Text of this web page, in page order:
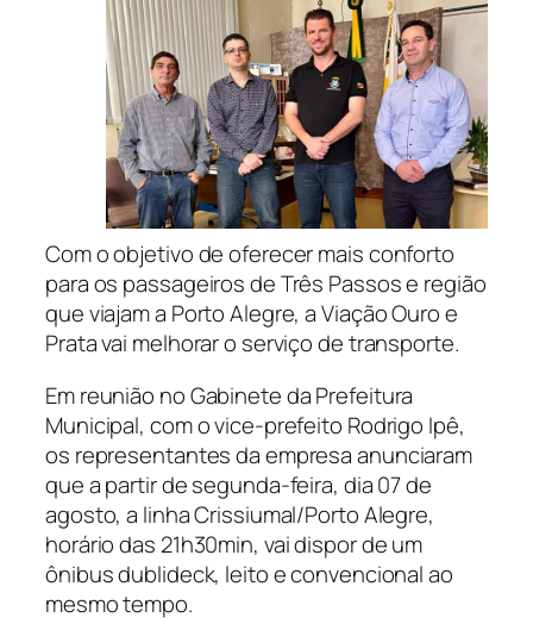
Com o objetivo de oferecer mais conforto
para os passageiros de Três Passos e região
que viajam a Porto Alegre, a Viação Ouro e
Prata vai melhorar o serviço de transporte.
Em reunião no Gabinete da Prefeitura
Municipal, com o vice-prefeito Rodrigo Ipê,
os representantes da empresa anunciaram
que a partir de segunda-feira, dia 07 de
agosto, a linha Crissiumal/Porto Alegre,
horário das 21h30min, vai dispor de um
ônibus dublideck, leito e convencional ao
mesmo tempo.